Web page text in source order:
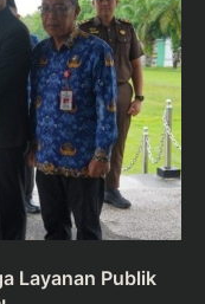
Layanan Publik